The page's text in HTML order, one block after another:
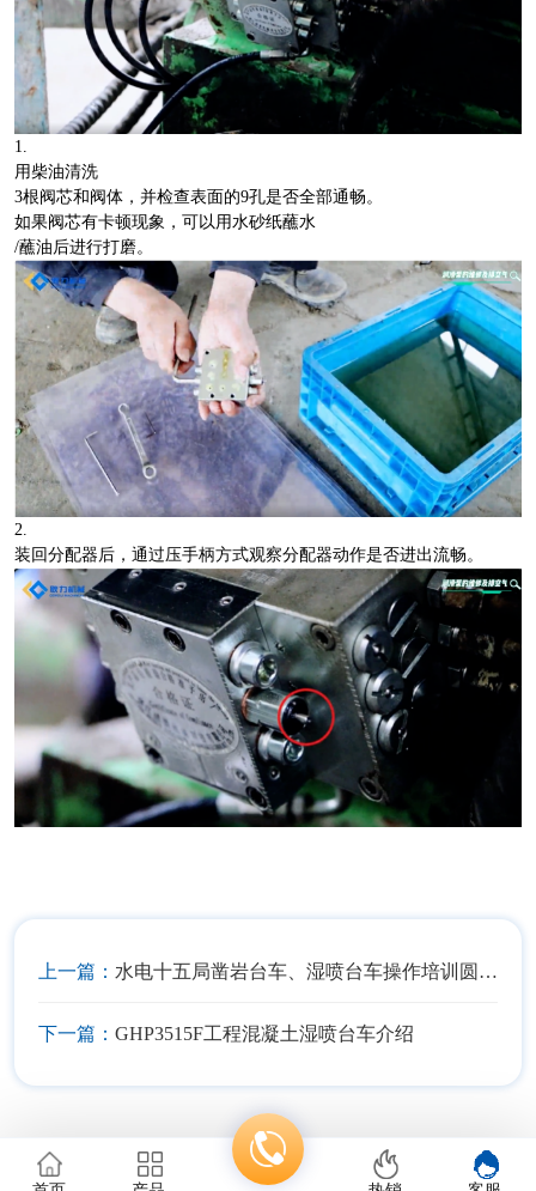
1.
用柴油清洗
3根阀芯和阀体，并检查表面的9孔是否全部通畅。
如果阀芯有卡顿现象，可以用水砂纸蘸水
/蘸油后进行打磨。
2.
装回分配器后，通过压手柄方式观察分配器动作是否进出流畅。
上一篇： 水电十五局凿岩台车、湿喷台车操作培训圆满结束
下一篇： GHP3515F工程混凝土湿喷台车介绍